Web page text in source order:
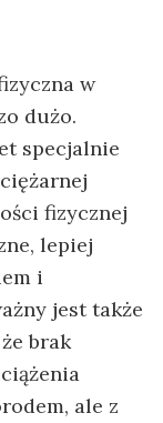
w
dużo.
specjalnie
fizycznej
lepiej
i
jest także
brak
ale z